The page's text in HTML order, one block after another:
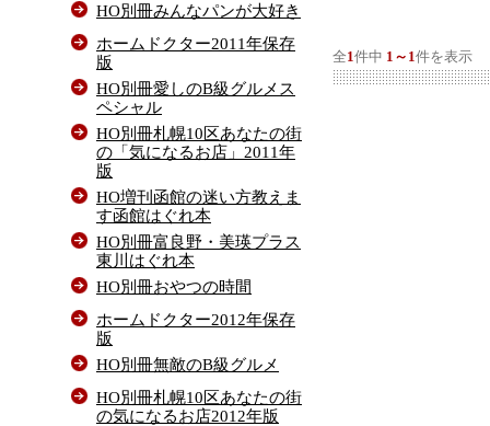
全1件中 1～1件を表示
HO別冊みんなパンが大好き
ホームドクター2011年保存
版
HO別冊愛しのB級グルメス
ペシャル
HO別冊札幌10区あなたの街
の「気になるお店」2011年
版
HO増刊函館の迷い方教えま
す函館はぐれ本
HO別冊富良野・美瑛プラス
東川はぐれ本
HO別冊おやつの時間
ホームドクター2012年保存
版
HO別冊無敵のB級グルメ
HO別冊札幌10区あなたの街
の気になるお店2012年版